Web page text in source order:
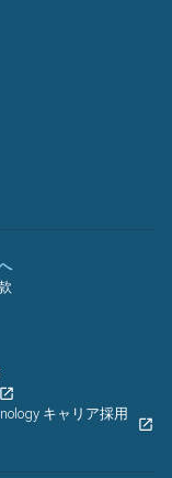
キャリア採用